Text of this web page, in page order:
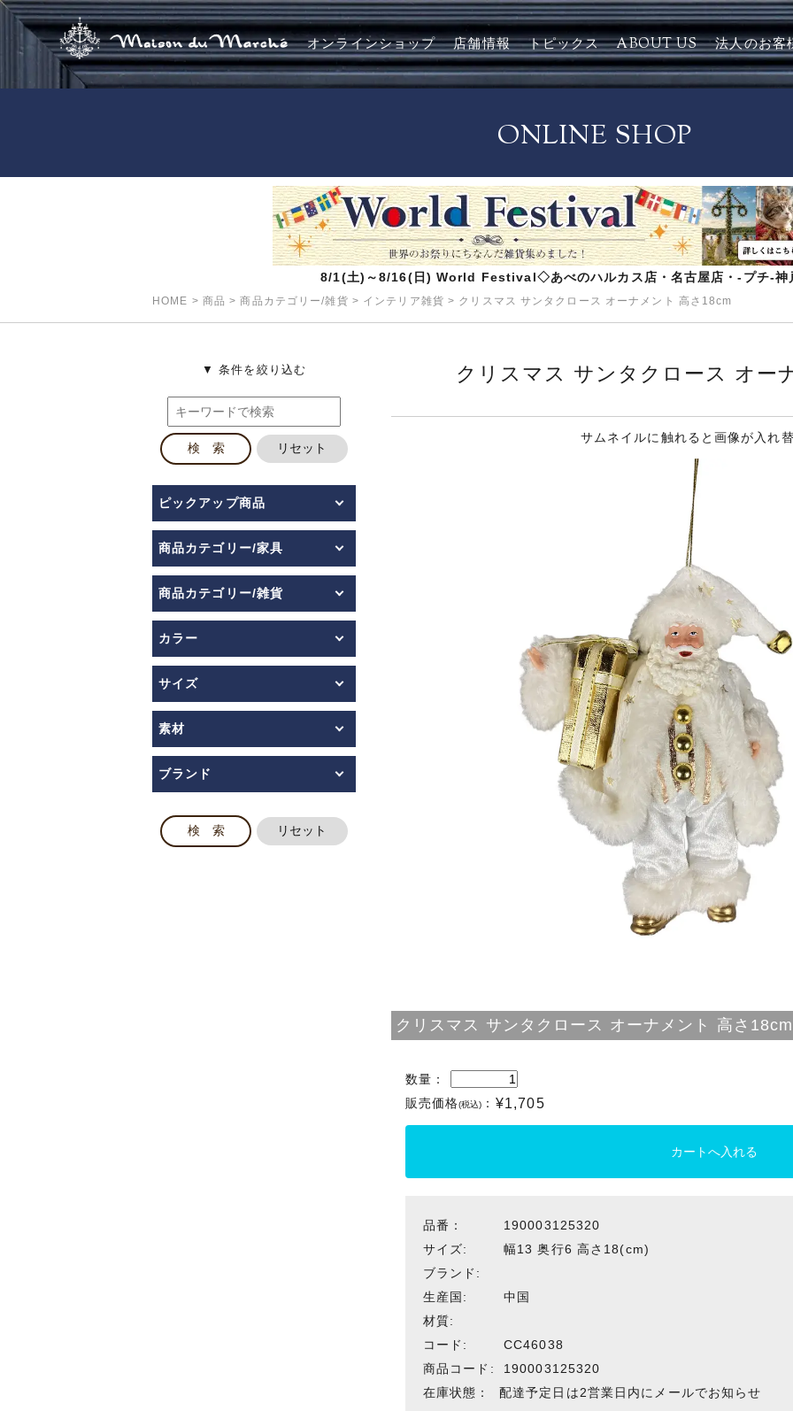
オンラインショップ 店舗情報 トピックス ABOUT US 法人のお客
ONLINE SHOP
8/1(土)～8/16(日) World Festival◇あべのハルカス店・名古屋店・-プチ-神
HOME > 商品 >商品カテゴリー/雑貨 > インテリア雑貨 > クリスマス サンタクロース オーナメント 高さ18cm
ピックアップ商品
商品カテゴリー/家具
商品カテゴリー/雑貨
カラー
サイズ
素材
ブランド
クリスマス サンタクロース オー
サムネイルに触れると画像が入れ
クリスマス サンタクロース オーナメント 高さ18cm
数量：
販売価格(税込) ： ¥1,705
品番：
190003125320
サイズ:
幅13 奥行6 高さ18(cm)
ブランド:
生産国:
中国
材質:
コード:
CC46038
商品コード:
190003125320
在庫状態：
配達予定日は2営業日内にメールでお知らせ